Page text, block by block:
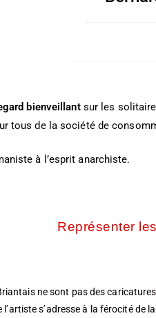
bienveillantsur les
tous de la société de
à l’esprit anarchiste.
Représenter
ne sont pas des
l’artiste s’adresse à la férocité de